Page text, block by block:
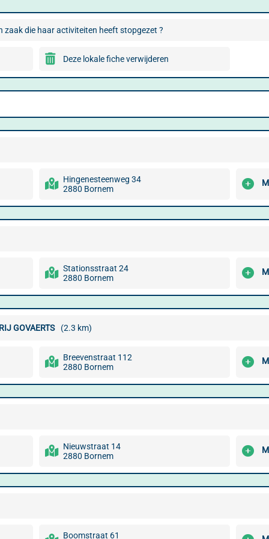
die haar activiteiten heeft stopgezet ?
Deze lokale fiche verwijderen
Hingenesteenweg 34
2880 Bornem
Stationsstraat 24
2880 Bornem
GOVAERTS (2.3 km)
Breevenstraat 112
2880 Bornem
Nieuwstraat 14
2880 Bornem
Boomstraat 61